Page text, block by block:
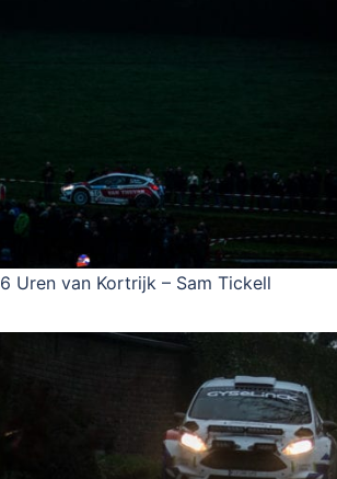
6 Uren van Kortrijk – Sam Tickell